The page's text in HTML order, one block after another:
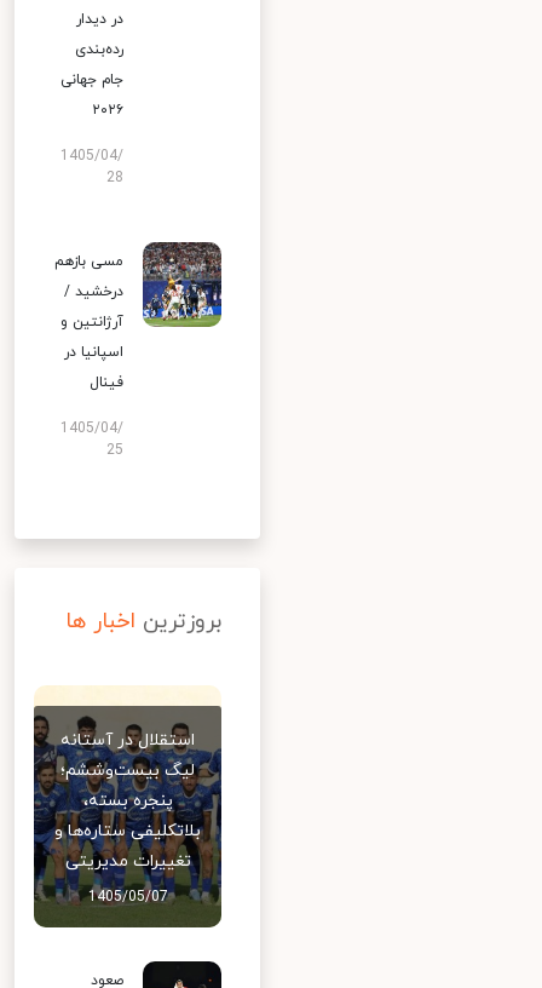
در دیدار
رده‌بندی
جام جهانی
۲۰۲۶
1405/04/
28
مسی بازهم
درخشید /
آرژانتین و
اسپانیا در
فینال
1405/04/
25
بروزترین اخبار ها
استقلال در آستانه
لیگ بیست‌وششم؛
پنجره بسته،
بلاتکلیفی ستاره‌ها و
تغییرات مدیریتی
1405/05/07
صعود